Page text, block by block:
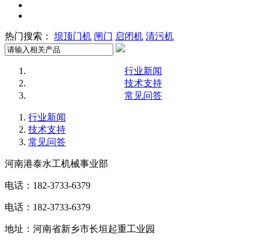
热门搜索： 坝顶门机 闸门 启闭机 清污机
行业新闻
技术支持
常见问答
行业新闻
技术支持
常见问答
河南港泰水工机械事业部
电话：182-3733-6379
电话：182-3733-6379
地址：河南省新乡市长垣起重工业园